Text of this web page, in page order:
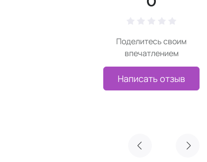
Поделитесь своим
впечатлением
Написать отзыв